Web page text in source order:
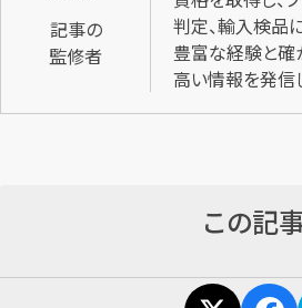
記事の
監修者
判定、輸入検品
豊富な経験と
高い情報を発信
この記